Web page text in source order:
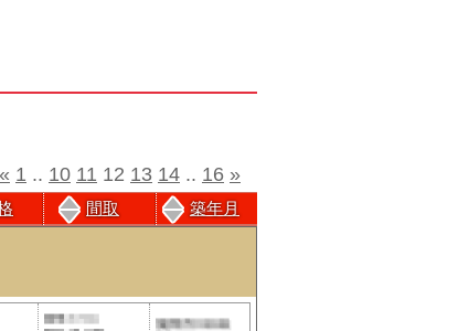
間取 築年月
« 1 .. 10 11 12 13 14 .. 16 »